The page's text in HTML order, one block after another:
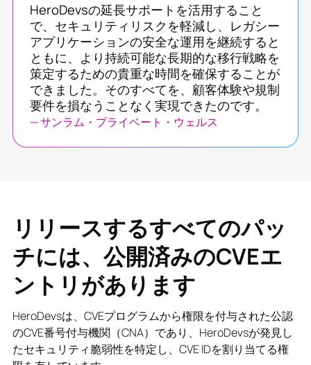
HeroDevsの延長サポートを活用すること
で、セキュリティリスクを軽減し、レガシー
アプリケーションの安全な運用を継続すると
ともに、より持続可能な長期的な移行戦略を
策定するための貴重な時間を確保することが
できました。そのすべてを、顧客体験や規制
要件を損なうことなく実現できたのです。
— サンラム・プライベート・ウェルス
リリースするすべてのパッ
チには、公開済みのCVEエ
ントリがあります
HeroDevsは、CVEプログラムから権限を付与された公認
のCVE番号付与機関（CNA）であり、HeroDevsが発見し
たセキュリティ脆弱性を特定し、CVE IDを割り当てる権